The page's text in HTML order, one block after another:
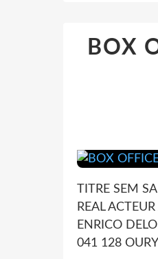
BOX
TITRE SEM
REAL
ENRICO
041 128